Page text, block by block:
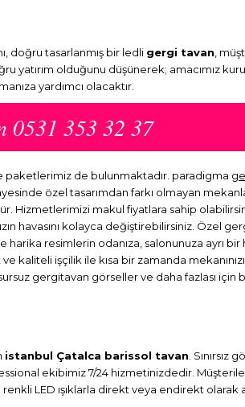
doğru tasarlanmış bir ledli gergi tavan ,
yatırım olduğunu düşünerek; amacımız
yardımcı olacaktır.
0531 353 32 37
paketlerimiz de bulunmaktadır. paradigma
özel tasarımdan farkı olmayan
makul fiyatlara sahip
havasını kolayca değiştirebilirsiniz. Özel
harika resimlerin odanıza, salonunuza ayrı
kaliteli işçilik ile kısa bir zamanda
gergitavan görseller ve daha fazlası için
istanbul Çatalca barissol tavan .
ekibimiz 7/24 hizmetinizdedir.
LED ışıklarla direkt veya endirekt olarak